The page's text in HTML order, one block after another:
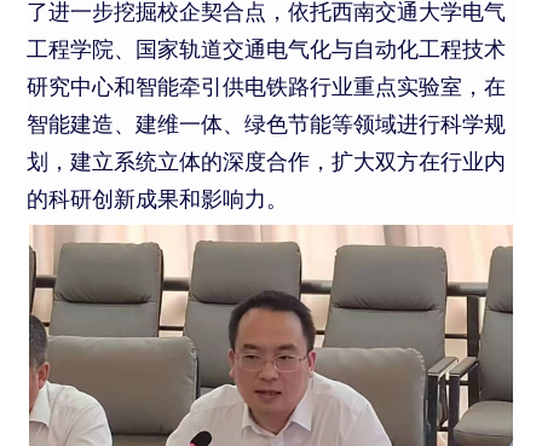
了进一步挖掘校企契合点，依托西南交通大学电气
工程学院、国家轨道交通电气化与自动化工程技术
研究中心和智能牵引供电铁路行业重点实验室，在
智能建造、建维一体、绿色节能等领域进行科学规
划，建立系统立体的深度合作，扩大双方在行业内
的科研创新成果和影响力。